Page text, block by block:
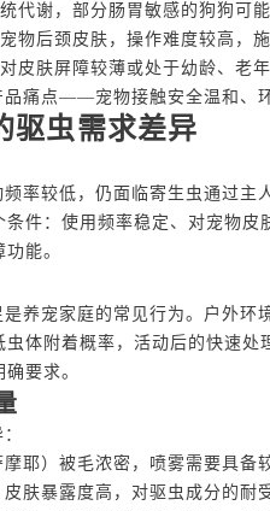
代谢，部分肠胃敏感的狗狗可
物后颈皮肤，操作难度较高，
皮肤屏障较薄或处于幼龄、老
痛点——宠物接触安全温和、
驱虫需求差异
率较低，仍面临寄生虫通过
件：使用频率稳定、对宠物
能。
养宠家庭的常见行为。户外
体附着概率，活动后的快速
要求。
摩耶）被毛浓密，喷雾需要具备
皮肤暴露度高，对驱虫成分的耐